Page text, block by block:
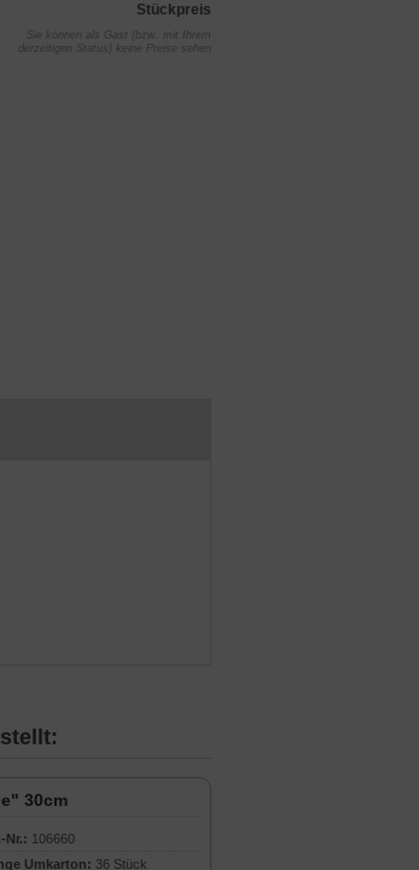
Stückpreis
Sie können als Gast (bzw. mit Ihrem
derzeitigen Status) keine Preise sehen
30cm
Nr.: 106660
Umkarton: 36 Stück